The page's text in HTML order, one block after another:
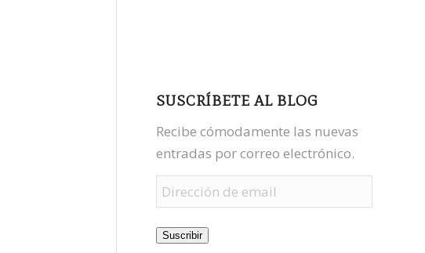
SUSCRÍBETE AL BLOG
Recibe cómodamente las nuevas
entradas por correo electrónico.
Dirección
de
email
Suscribir